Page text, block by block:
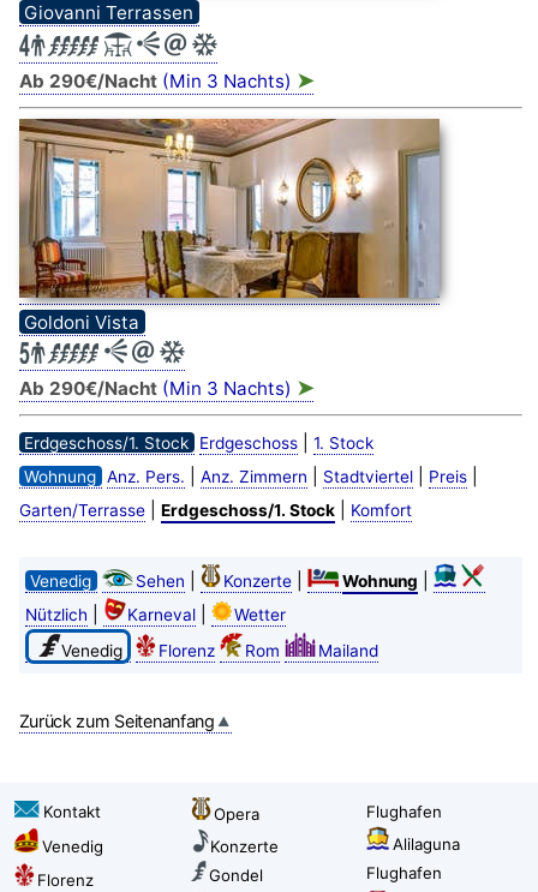
Giovanni Terrassen
Ab 290€/Nacht(Min 3 Nachts) ➤
Goldoni Vista
Ab 290€/Nacht(Min 3 Nachts) ➤
Erdgeschoss/1. Stock Erdgeschoss| 1. Stock
Wohnung Anz. Pers. Anz. Zimmern Stadtviertel| Preis|
Garten/Terrasse| Erdgeschoss/1. Stock| Komfort
Venedig Sehen Konzerte| Wohnung
Nützlich Karneval|
Wetter
Venedig
Florenz Rom Mailand
Zurück zum Seitenanfang
Kontakt
Venedig
Florenz
Opera
Konzerte
Gondel
Flughafen
Alilaguna
Flughafen